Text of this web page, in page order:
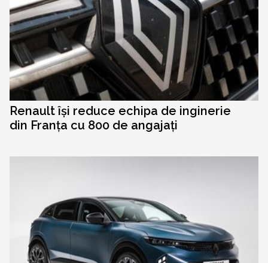
Renault își reduce echipa de inginerie
din Franța cu 800 de angajați